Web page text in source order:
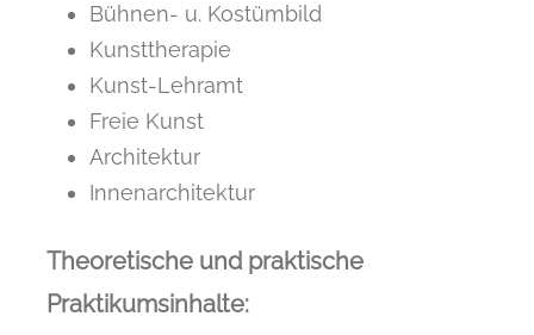
Bühnen- u. Kostümbild
Kunsttherapie
Kunst-Lehramt
Freie Kunst
Architektur
Innenarchitektur
Theoretische und praktische
Praktikumsinhalte: